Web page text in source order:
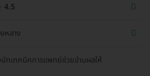
4.5
หลาง
นักเทคนิคการแพทย์ช่วยอ่านผลให้